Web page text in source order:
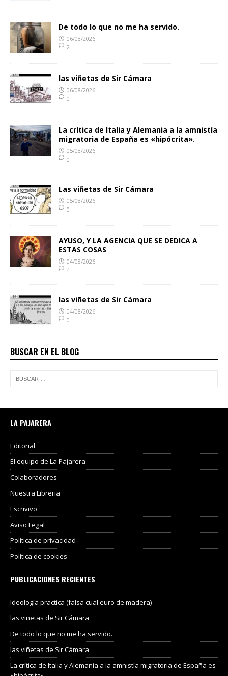
De todo lo que no me ha servido.
06/08/2026
2
las viñetas de Sir Cámara
06/08/2026
0
La crítica de Italia y Alemania a la amnistía
migratoria de España es «hipócrita».
05/08/2026
0
Las viñetas de Sir Cámara
05/08/2026
0
AYUSO, Y LA AGENCIA QUE SE DEDICA A
ESTAS COSAS
04/08/2026
4
las viñetas de Sir Cámara
04/08/2026
0
BUSCAR EN EL BLOG
LA PAJARERA
Editorial
El equipo de La Pajarera
Colaboradores
Nuestra Libreria
Escrivivo
Aviso Legal
Política de privacidad
Política de cookies
PUBLICACIONES RECIENTES
Ideología practica (falsa cual euro de madera)
las viñetas de Sir Cámara
De todo lo que no me ha servido.
las viñetas de Sir Cámara
La crítica de Italia y Alemania a la amnistía migratoria de España es